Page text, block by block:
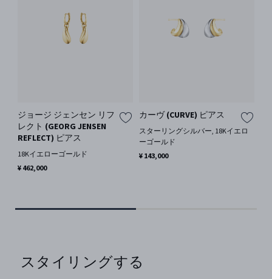
ジョージ ジェンセン リフ
レクト (GEORG JENSEN
REFLECT) ピアス
18Kイエローゴールド
¥ 462,000
カーヴ (CURVE) ピアス
スターリングシルバー, 18Kイエロ
ーゴールド
¥ 143,000
スタイリングする